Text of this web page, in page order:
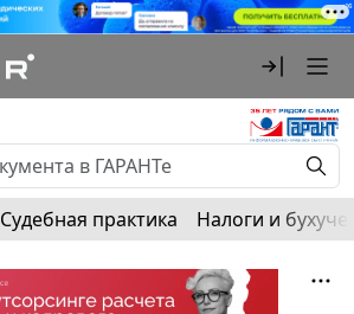
Судебная практика Налоги и